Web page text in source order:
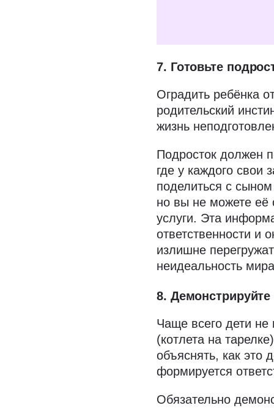
7. Готовьте
Оградить ребёнка
родительский
жизнь
Подросток должен
где у каждого свои
поделиться с
но вы не можете её
услуги. Эта
ответственности и
излишне
неидеальность
8.
Чаще всего дети не
(котлета на
объяснять, как это
формируется
Обязательно